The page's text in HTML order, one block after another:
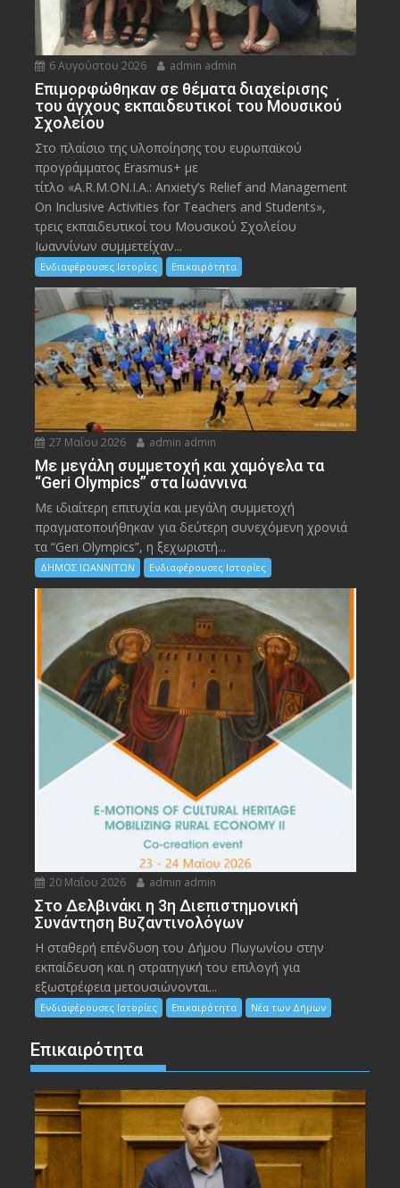
6 Αυγούστου 2026 admin admin
Eπιμορφώθηκαν σε θέματα διαχείρισης
του άγχους εκπαιδευτικοί του Μουσικού
Σχολείου
Στο πλαίσιο της υλοποίησης του ευρωπαϊκού
προγράμματος Erasmus+ με
τίτλο «A.R.M.ON.I.A.: Anxiety’s Relief and Management
On Inclusive Activities for Teachers and Students»,
τρεις εκπαιδευτικοί του Μουσικού Σχολείου
Ιωαννίνων συμμετείχαν...
Ενδιαφέρουσες Ιστορίες Επικαιρότητα
27 Μαΐου 2026 admin admin
Με μεγάλη συμμετοχή και χαμόγελα τα
“Geri Olympics” στα Ιωάννινα
Με ιδιαίτερη επιτυχία και μεγάλη συμμετοχή
πραγματοποιήθηκαν για δεύτερη συνεχόμενη χρονιά
τα “Geri Olympics”, η ξεχωριστή...
ΔΗΜΟΣ ΙΩΑΝΝΙΤΩΝ Ενδιαφέρουσες Ιστορίες
20 Μαΐου 2026 admin admin
Στο Δελβινάκι η 3η Διεπιστημονική
Συνάντηση Βυζαντινολόγων
Η σταθερή επένδυση του Δήμου Πωγωνίου στην
εκπαίδευση και η στρατηγική του επιλογή για
εξωστρέφεια μετουσιώνονται...
Ενδιαφέρουσες Ιστορίες Επικαιρότητα Νέα των Δήμων
Επικαιρότητα